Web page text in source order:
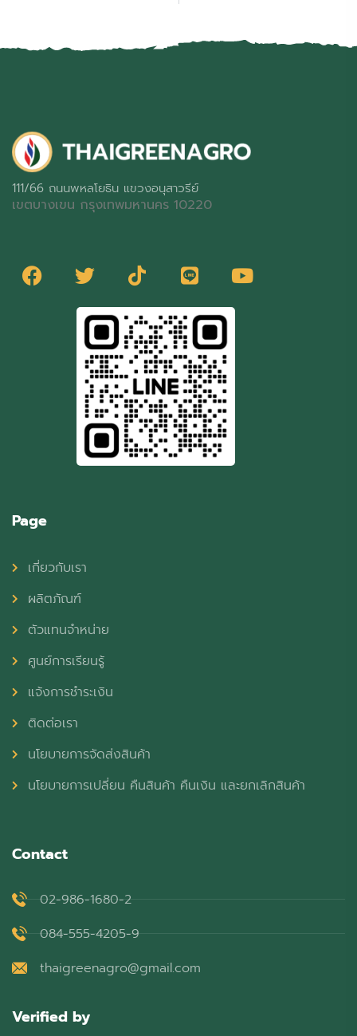
111/66 ถนนพหลโยธิน แขวงอนุสาวรีย์
เขตบางเขน กรุงเทพมหานคร 10220
Page
เกี่ยวกับเรา
ผลิตภัณฑ์
ตัวแทนจำหน่าย
ศูนย์การเรียนรู้
แจ้งการชำระเงิน
ติดต่อเรา
นโยบายการจัดส่งสินค้า
นโยบายการเปลี่ยน คืนสินค้า คืนเงิน และยกเลิกสินค้า
Contact
02-986-1680-2
084-555-4205-9
thaigreenagro@gmail.com
Verified by